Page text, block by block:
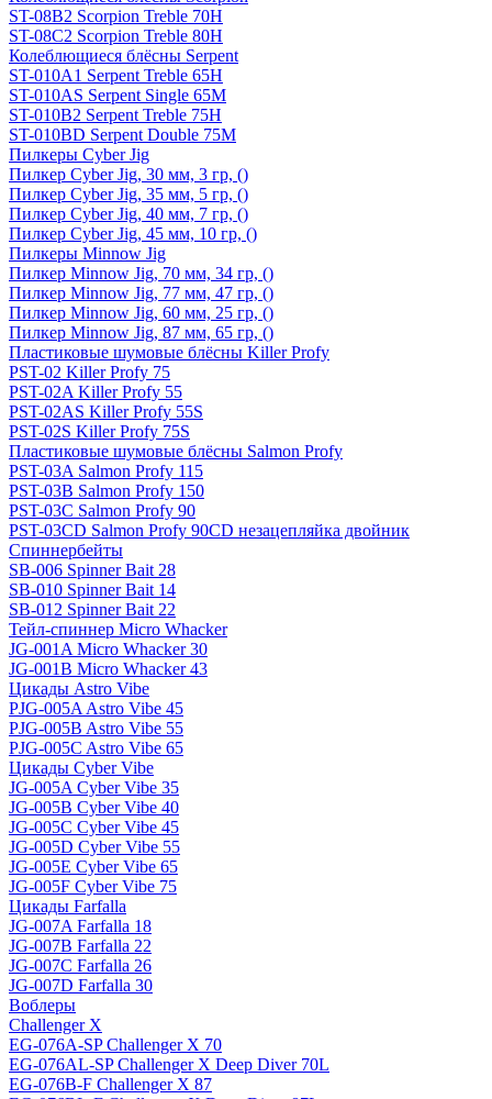
ST-08B2 Scorpion Treble 70H
ST-08C2 Scorpion Treble 80H
Колеблющиеся блёсны Serpent
ST-010A1 Serpent Treble 65H
ST-010AS Serpent Single 65M
ST-010B2 Serpent Treble 75H
ST-010BD Serpent Double 75M
Пилкеры Cyber Jig
Пилкер Cyber Jig, 30 мм, 3 гр, ()
Пилкер Cyber Jig, 35 мм, 5 гр, ()
Пилкер Cyber Jig, 40 мм, 7 гр, ()
Пилкер Cyber Jig, 45 мм, 10 гр, ()
Пилкеры Minnow Jig
Пилкер Minnow Jig, 70 мм, 34 гр, ()
Пилкер Minnow Jig, 77 мм, 47 гр, ()
Пилкер Minnow Jig, 60 мм, 25 гр, ()
Пилкер Minnow Jig, 87 мм, 65 гр, ()
Пластиковые шумовые блёсны Killer Profy
PST-02 Killer Profy 75
PST-02A Killer Profy 55
PST-02AS Killer Profy 55S
PST-02S Killer Profy 75S
Пластиковые шумовые блёсны Salmon Profy
PST-03A Salmon Profy 115
PST-03B Salmon Profy 150
PST-03C Salmon Profy 90
PST-03CD Salmon Profy 90CD незацепляйка двойник
Спиннербейты
SB-006 Spinner Bait 28
SB-010 Spinner Bait 14
SB-012 Spinner Bait 22
Тейл-спиннер Micro Whacker
JG-001A Micro Whacker 30
JG-001B Micro Whacker 43
Цикады Astro Vibe
PJG-005A Astro Vibe 45
PJG-005B Astro Vibe 55
PJG-005C Astro Vibe 65
Цикады Cyber Vibe
JG-005A Cyber Vibe 35
JG-005B Cyber Vibe 40
JG-005C Cyber Vibe 45
JG-005D Cyber Vibe 55
JG-005E Cyber Vibe 65
JG-005F Cyber Vibe 75
Цикады Farfalla
JG-007A Farfalla 18
JG-007B Farfalla 22
JG-007C Farfalla 26
JG-007D Farfalla 30
Воблеры
Challenger X
EG-076A-SP Challenger X 70
EG-076AL-SP Challenger X Deep Diver 70L
EG-076B-F Challenger X 87